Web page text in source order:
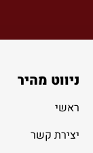
ניווט מהיר
ראשי
יצירת קשר